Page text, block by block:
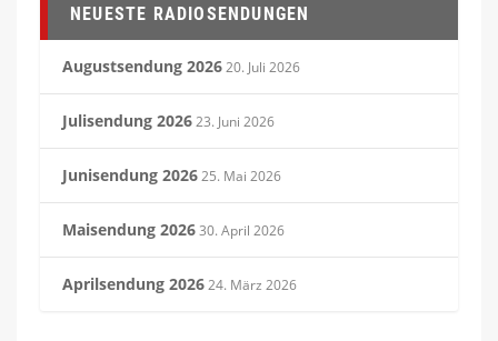
NEUESTE RADIOSENDUNGEN
Augustsendung 202620. Juli 2026
Julisendung 202623. Juni 2026
Junisendung 202625. Mai 2026
Maisendung 202630. April 2026
Aprilsendung 202624. März 2026